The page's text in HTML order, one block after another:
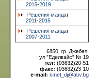
2015-2019
Решения мандат
2011-2015
Решения мандат
2007-2011
6850, гр. Джебел,
ул.”Еделвайс” № 19
тел: (03632)20-51
факс: (03632)23-10
e-mail: kmet_dj@abv.bg